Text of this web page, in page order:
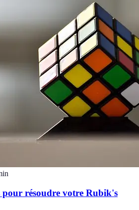
pour résoudre votre Rubik's